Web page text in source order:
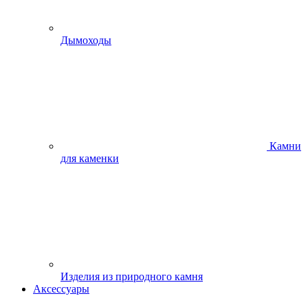
Дымоходы
Камни
для каменки
Изделия из природного камня
Аксессуары